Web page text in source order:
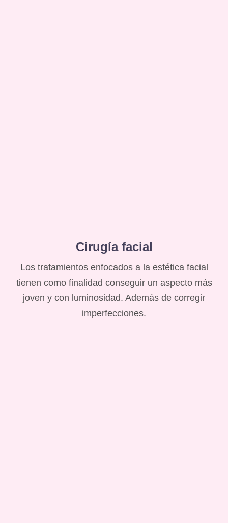
Cirugía facial
Los tratamientos enfocados a la estética facial
tienen como finalidad conseguir un aspecto más
joven y con luminosidad. Además de corregir
imperfecciones.